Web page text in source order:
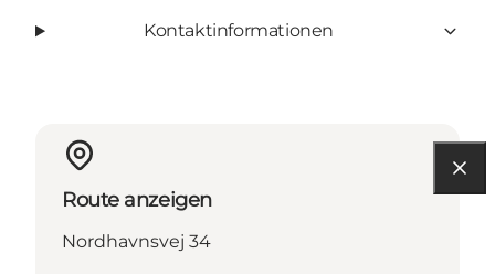
Kontaktinformationen
Route anzeigen
Nordhavnsvej 34